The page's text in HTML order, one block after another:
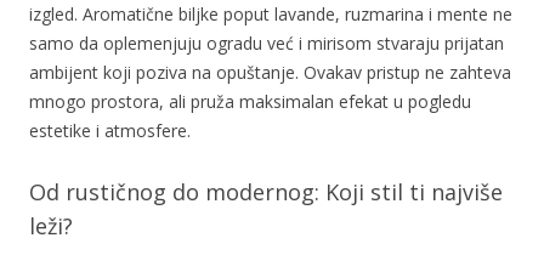
izgled. Aromatične biljke poput lavande, ruzmarina i mente ne
samo da oplemenjuju ogradu već i mirisom stvaraju prijatan
ambijent koji poziva na opuštanje. Ovakav pristup ne zahteva
mnogo prostora, ali pruža maksimalan efekat u pogledu
estetike i atmosfere.
Od rustičnog do modernog: Koji stil ti najviše
leži?